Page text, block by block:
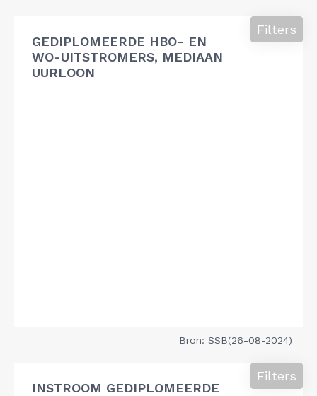
GEDIPLOMEERDE HBO- EN
WO-UITSTROMERS, MEDIAAN
UURLOON
Filters
Bron: SSB(26-08-2024)
INSTROOM GEDIPLOMEERDE
Filters